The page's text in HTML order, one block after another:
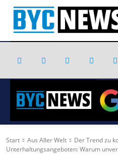
Start Aus Aller Welt
Der Trend zu
Unterhaltungsangeboten: Warum